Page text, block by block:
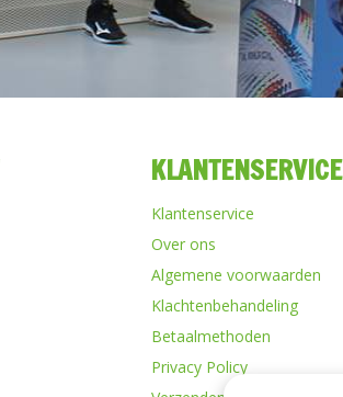
KLANTENSERVICE
Klantenservice
Over ons
Algemene voorwaarden
Klachtenbehandeling
Betaalmethoden
Privacy Policy